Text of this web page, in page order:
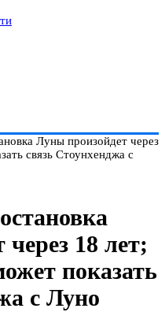
Луны произойдет через
связь Стоунхенджа с
18 лет;
показать
с Луно